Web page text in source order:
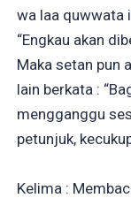
wa laa quwwata
“Engkau akan
Maka setan pun
lain berkata :
mengganggu
petunjuk,
Kelima :